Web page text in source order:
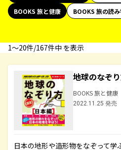
BOOKS 旅と健康
BOOKS 旅の読
1〜20件/167件中 を表示
地球のなぞ
BOOKS 旅と健康
2022.11.25 発売
日本の地形や造形物をなぞって